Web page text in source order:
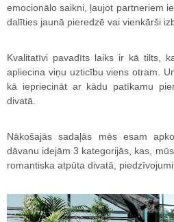
emocionālo saikni, ļaujot partneriem
dalīties jaunā pieredzē vai vienkārši
Kvalitatīvi pavadīts laiks ir kā tilts,
apliecina viņu uzticību viens otram.
kā iepriecināt ar kādu patīkamu
divatā.
Nākošajās sadaļās mēs esam
dāvanu idejām 3 kategorijās, kas,
romantiska atpūta divatā,